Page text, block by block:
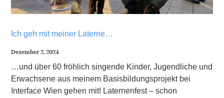
Ich geh mit meiner Laterne…
Dezember 2, 2024
…und über 60 fröhlich singende Kinder, Jugendliche und
Erwachsene aus meinem Basisbildungsprojekt bei
Interface Wien gehen mit! Laternenfest – schon